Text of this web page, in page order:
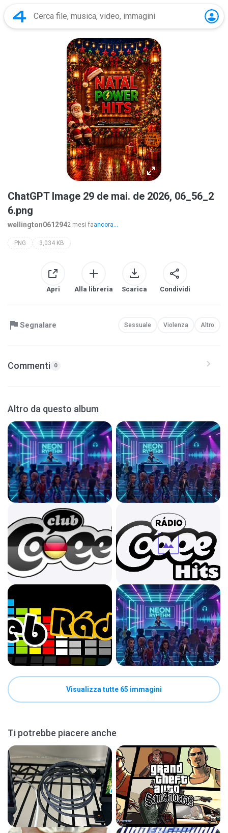
ChatGPT Image 29 de mai. de 2026, 06_56_2
6.png
wellington0612942 mesi faancora...
PNG 3,034 KB
Apri Alla libreria Scarica Condividi
Segnalare Sessuale Violenza Altro
Commenti 0
Altro da questo album
Visualizza tutte 65 immagini
Ti potrebbe piacere anche